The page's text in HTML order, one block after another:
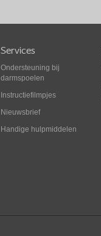
Services
Ondersteuning bij
darmspoelen
Instructiefilmpjes
Nieuwsbrief
Handige hulpmiddelen